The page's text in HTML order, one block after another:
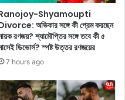
Shyamoupti
অভিকার সঙ্গে কী প্রেম করছেন
রণজয়? শ্যামৌপ্তির সঙ্গে তবে কী ৫
ডিভোর্স? স্পষ্ট উত্তর রণজয়ের
7 hours ago